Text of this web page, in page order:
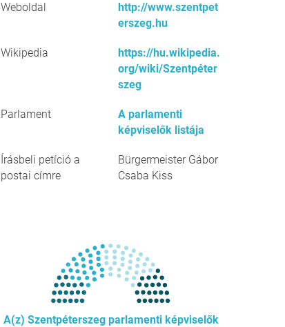
Weboldal
http://www.szentpet
erszeg.hu
Wikipedia
https://hu.wikipedia.
org/wiki/Szentpéter
szeg
Parlament
A parlamenti
képviselők listája
Írásbeli petíció a
postai címre
Bürgermeister Gábor
Csaba Kiss
A(z) Szentpéterszeg parlamenti képviselők